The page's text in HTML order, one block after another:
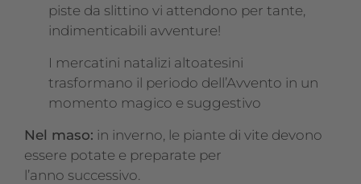
piste da slittino vi attendono per tante,
indimenticabili avventure!
I mercatini natalizi altoatesini
trasformano il periodo dell’Avvento in un
momento magico e suggestivo
Nel maso: in inverno, le piante di vite devono
essere potate e preparate per
l’anno successivo.